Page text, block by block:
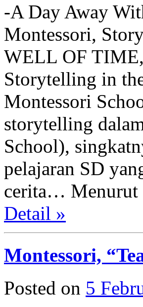
-A Day Away
Montessori,
WELL OF
Storytelling in
Montessori
storytelling
School),
pelajaran SD
cerita…
Detail »
Montessori,
Posted on 5